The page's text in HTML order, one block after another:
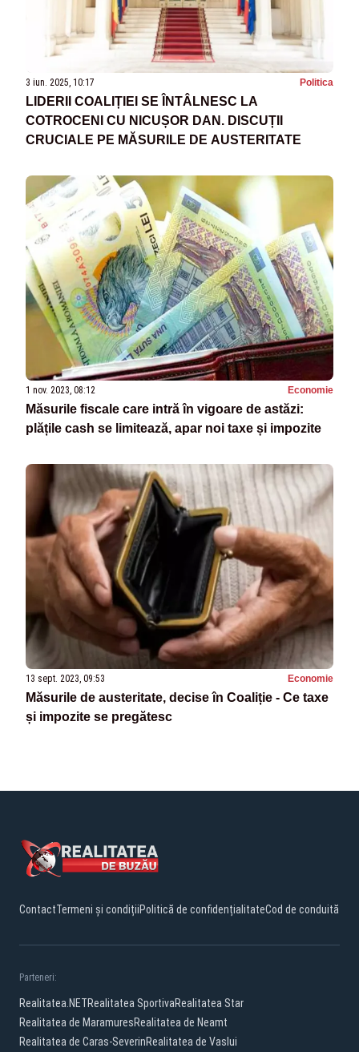
3 iun. 2025, 10:17 Politica
LIDERII COALIȚIEI SE ÎNTÂLNESC LA
COTROCENI CU NICUȘOR DAN. DISCUȚII
CRUCIALE PE MĂSURILE DE AUSTERITATE
1 nov. 2023, 08:12 Economie
Măsurile fiscale care intră în vigoare de astăzi:
plățile cash se limitează, apar noi taxe și impozite
13 sept. 2023, 09:53 Economie
Măsurile de austeritate, decise în Coaliție - Ce taxe
și impozite se pregătesc
ContactTermeni și condițiiPolitică de confidențialitateCod de conduită
Parteneri:
Realitatea.NETRealitatea SportivaRealitatea Star
Realitatea de MaramuresRealitatea de Neamt
Realitatea de Caras-SeverinRealitatea de Vaslui